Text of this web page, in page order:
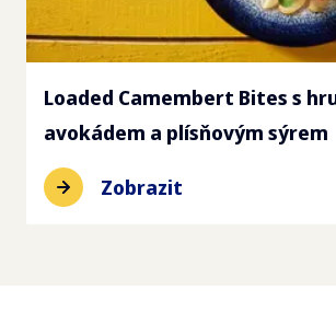
Loaded Camembert Bites s
avokádem a plísňovým sýrem
Zobrazit